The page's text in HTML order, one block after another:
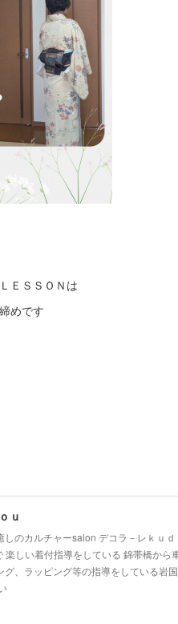
ＥＳＳＯＮは
めです
ｕ
しのカルチャーsalon デコラ－レｋｕ
楽しい着付指導をしている 錦帯橋か
グ、ラッピング等の指導をしている岩